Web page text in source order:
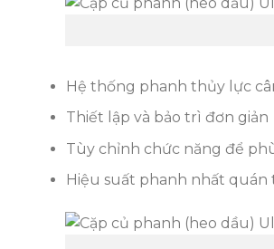
Hệ thống phanh thủy lực
Thiết lập và bảo trì đơn giản
Tùy chỉnh chức năng để
Hiệu suất phanh nhất